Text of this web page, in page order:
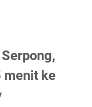
menit ke